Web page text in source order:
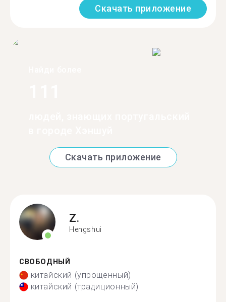
Скачать приложение
Скачать приложение
Z.
Hengshui
СВОБОДНЫЙ
китайский (упрощенный)
китайский (традиционный)